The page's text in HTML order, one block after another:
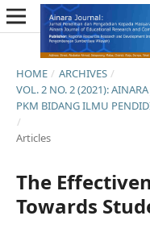
HOME / ARCHIVES /
VOL. 2 NO. 2 (2021):
PKM BIDANG ILMU
/
Articles
The
Towards